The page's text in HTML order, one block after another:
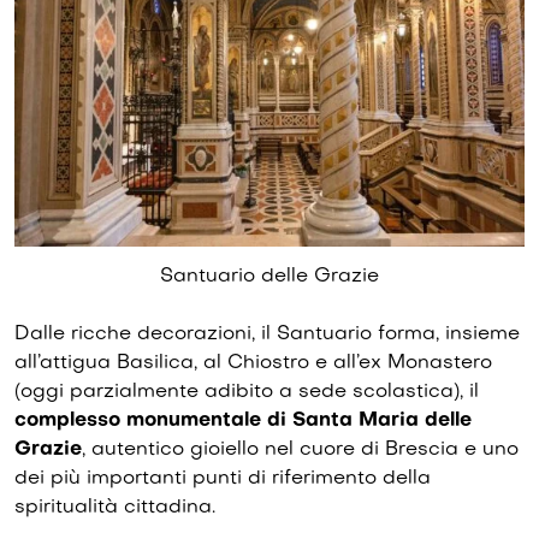
Santuario delle Grazie
Dalle ricche decorazioni, il Santuario forma, insieme
all’attigua Basilica, al Chiostro e all’ex Monastero
(oggi parzialmente adibito a sede scolastica), il
complesso monumentale di Santa Maria delle
Grazie, autentico gioiello nel cuore di Brescia e uno
dei più importanti punti di riferimento della
spiritualità cittadina.